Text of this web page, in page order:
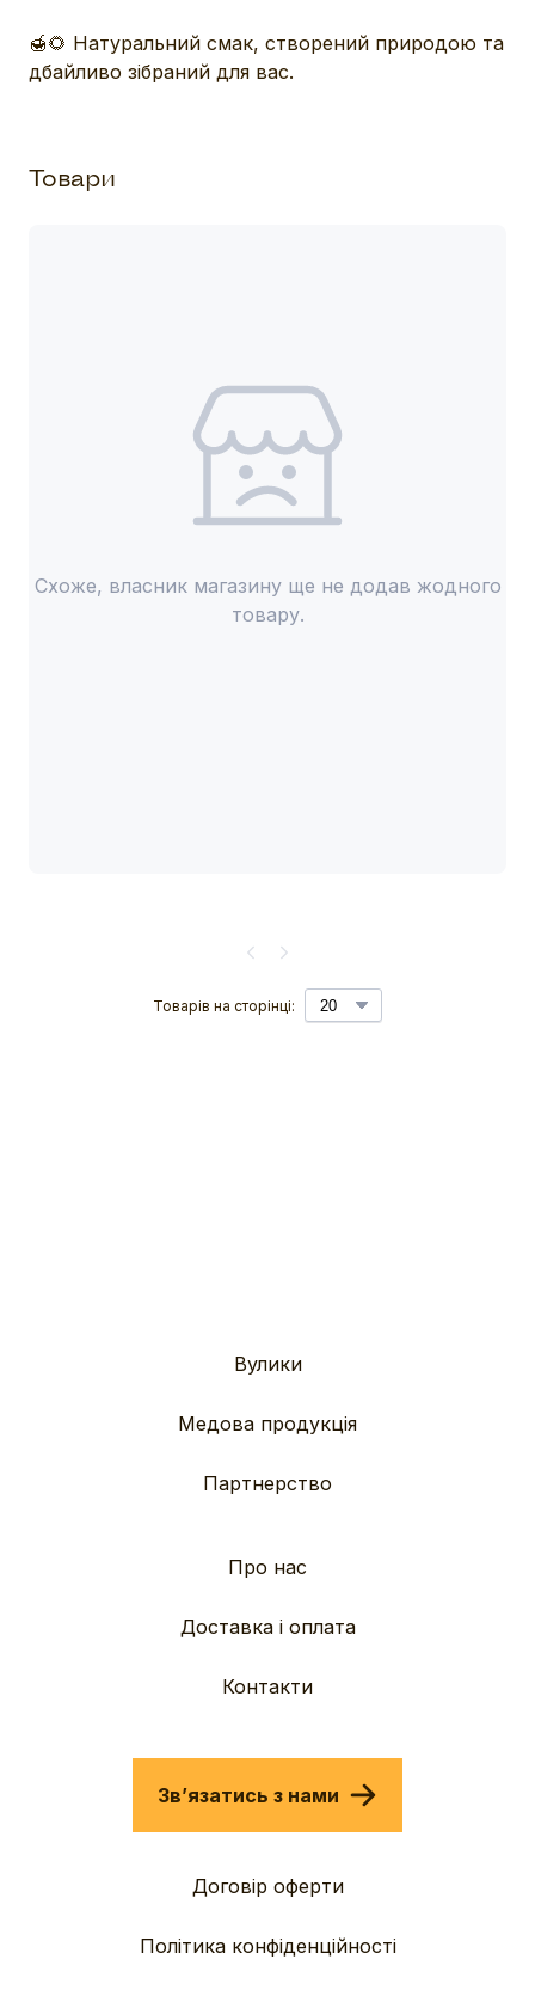
🍯🌻 Натуральний смак, створений природою та
дбайливо зібраний для вас.
Товари
Схоже, власник магазину ще не додав жодного
товару.
Товарів на сторінці:
Вулики
Медова продукція
Партнерство
Про нас
Доставка і оплата
Контакти
Звʼязатись з нами
Договір оферти
Політика конфіденційності